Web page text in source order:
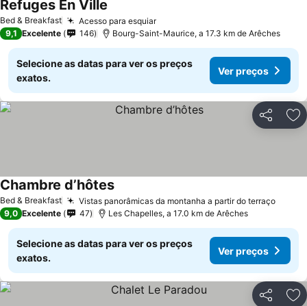
Bed & Breakfast Acesso para esquiar
Refuges En Ville
9,1 Excelente 146 Bourg-Saint-Maurice, a 17.3 km de Arêches
Selecione as datas para ver os preços
exatos.
Ver preços
Partilhar
Bed & Breakfast Vistas panorâmicas da montanha a partir do terraço
Chambre d’hôtes
9,0 Excelente 47 Les Chapelles, a 17.0 km de Arêches
Selecione as datas para ver os preços
exatos.
Ver preços
Partilhar